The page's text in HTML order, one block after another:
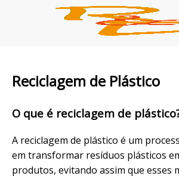
Reciclagem de Plástico
O que é reciclagem de
A reciclagem de plástico é um
em transformar resíduos plásticos
produtos, evitando assim que esses